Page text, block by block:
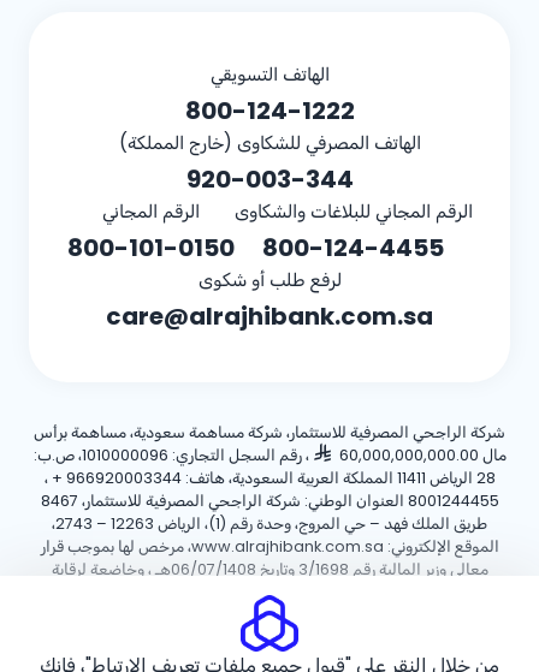
الهاتف التسويقي
800-124-1222
الهاتف المصرفي للشكاوى (خارج المملكة)
920-003-344
الرقم المجاني للبلاغات والشكاوى
800-124-4455
الرقم المجاني
800-101-0150
لرفع طلب أو شكوى
care@alrajhibank.com.sa
شركة الراجحي المصرفية للاستثمار، شركة مساهمة سعودية، مساهمة برأس
مال 60,000,000,000.00
، رقم السجل التجاري: 1010000096، ص.ب:
28 الرياض 11411 المملكة العربية السعودية، هاتف:
+ 966920003344 ،
8001244455 العنوان الوطني: شركة الراجحي المصرفية للاستثمار، 8467
طريق الملك فهد – حي المروج، وحدة رقم (1)، الرياض 12263 – 2743،
الموقع الإلكتروني: www.alrajhibank.com.sa، مرخص لها بموجب قرار
معالي وزير المالية رقم 3/1698 وتاريخ 06/07/1408هـ ، وخاضعة لرقابة
وإشراف البنك المركزي السعودي.
سياسة ملفات تعريف الارتباطسياسة الخصوصية الأحكام والشروط
من خلال النقر على "قبول جميع ملفات تعريف الارتباط"، فإنك